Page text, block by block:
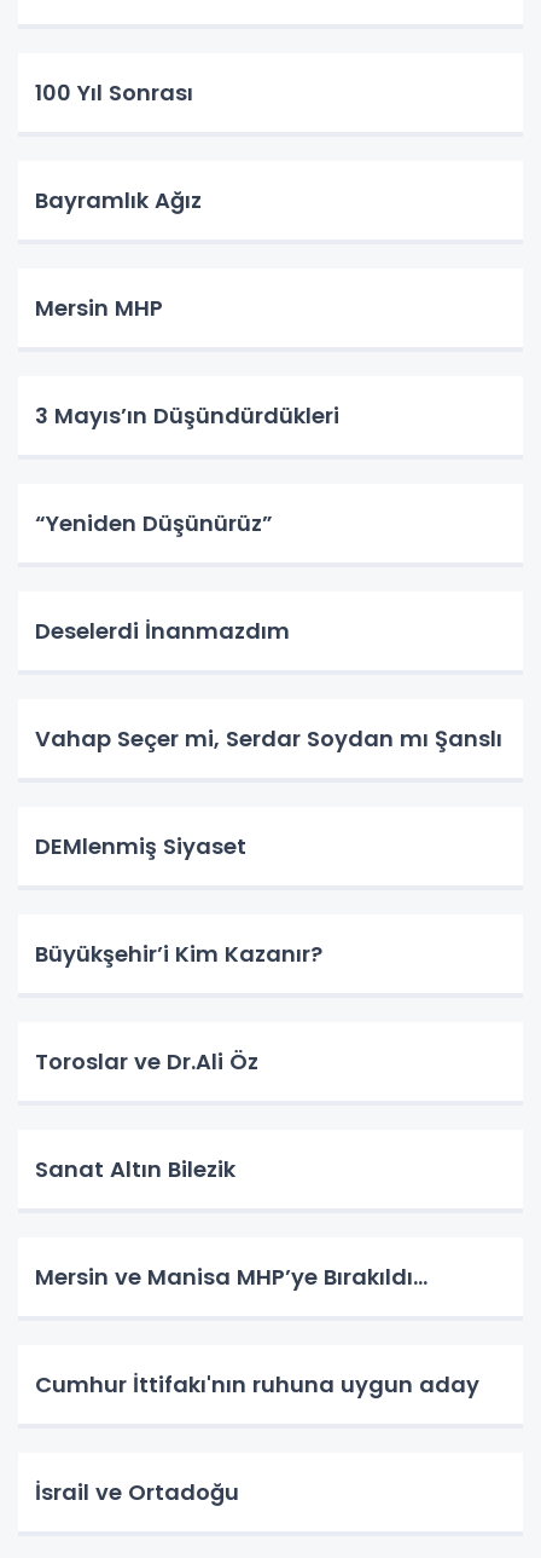
100 Yıl Sonrası
Bayramlık Ağız
Mersin MHP
3 Mayıs’ın Düşündürdükleri
“Yeniden Düşünürüz”
Deselerdi İnanmazdım
Vahap Seçer mi, Serdar Soydan mı Şanslı
DEMlenmiş Siyaset
Büyükşehir’i Kim Kazanır?
Toroslar ve Dr.Ali Öz
Sanat Altın Bilezik
Mersin ve Manisa MHP’ye Bırakıldı…
Cumhur İttifakı'nın ruhuna uygun aday
İsrail ve Ortadoğu